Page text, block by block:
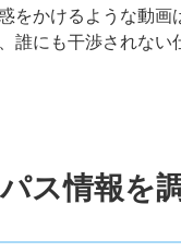
をかけるような動
誰にも干渉されな
ス情報を